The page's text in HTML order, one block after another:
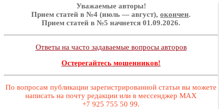
Уважаемые авторы!
Прием статей в №4 (июль — август), окончен.
Прием статей в №5 начнется 01.09.2026.
Ответы на часто задаваемые вопросы авторов
Остерегайтесь мошенников!
По вопросам публикации зарегистрированной статьи вы можете
написать на почту редакции или в мессенджер MAX
+7 925 755 50 99.